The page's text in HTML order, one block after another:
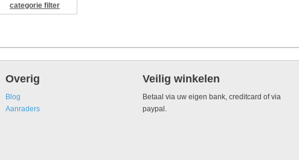
categorie filter
Overig
Blog
Aanraders
Veilig winkelen
Betaal via uw eigen bank, creditcard of via
paypal.